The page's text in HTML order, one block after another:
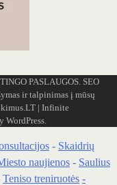
PASLAUGOS. SEO
ir talpinimas į mūsų
| Infinite
WordPress.
- Skaidrių
naujienos - Saulius
Teniso treniruotės -